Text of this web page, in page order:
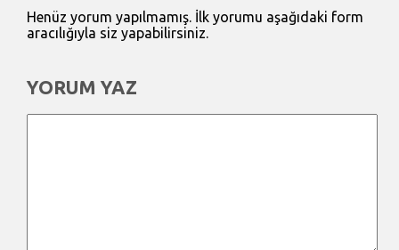
Henüz yorum yapılmamış. İlk yorumu aşağıdaki form
aracılığıyla siz yapabilirsiniz.
YORUM YAZ